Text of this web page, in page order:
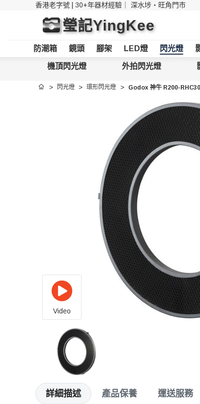
香港老字號 | 30+年器材經驗｜ 深水埗・旺角門市
瑩記YingKee
防潮箱 鏡頭 腳架 LED燈 閃光燈
機頂閃光燈 外拍閃光燈
首頁 閃光燈 環形閃光燈 Godox 神牛 R200-
Video
詳細描述 產品保養 運送服務